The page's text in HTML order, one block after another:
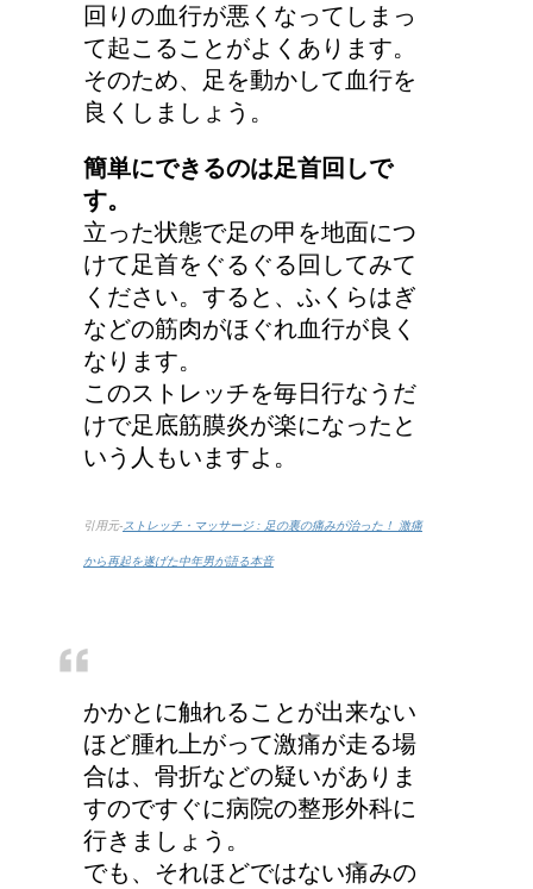
回りの血行が悪くなってしまっ
て起こることがよくあります。
そのため、足を動かして血行を
良くしましょう。
簡単にできるのは足首回しで
す。
立った状態で足の甲を地面につ
けて足首をぐるぐる回してみて
ください。すると、ふくらはぎ
などの筋肉がほぐれ血行が良く
なります。
このストレッチを毎日行なうだ
けで足底筋膜炎が楽になったと
いう人もいますよ。
引用元- ストレッチ・マッサージ : 足の裏の痛みが治った！ 激痛
から再起を遂げた中年男が語る本音
かかとに触れることが出来ない
ほど腫れ上がって激痛が走る場
合は、骨折などの疑いがありま
すのですぐに病院の整形外科に
行きましょう。
でも、それほどではない痛みの